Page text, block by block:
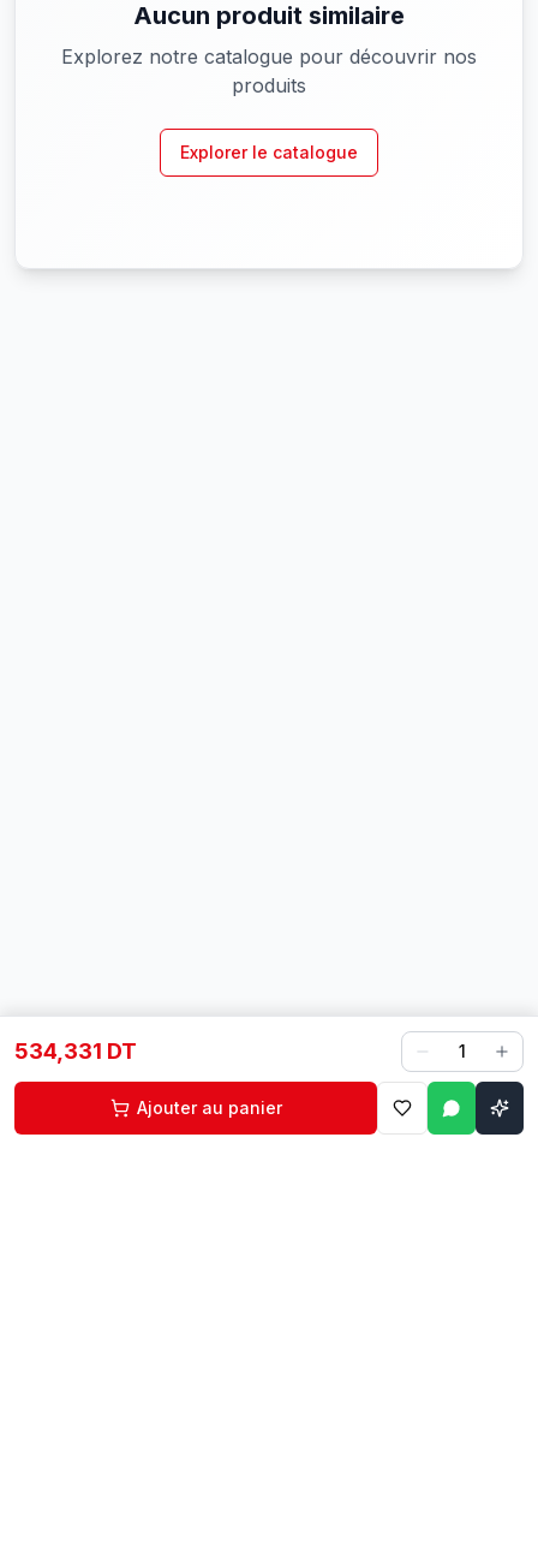
Aucun produit similaire
Explorez notre catalogue pour découvrir nos
produits
Explorer le catalogue
534,331 DT 1
Ajouter au panier